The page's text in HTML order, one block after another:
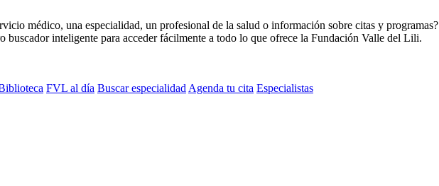
médico, una especialidad, un profesional de la salud o información sobre citas y programas?
buscador inteligente para acceder fácilmente a todo lo que ofrece la Fundación Valle del Lili.
FVL al día Buscar especialidad Agenda tu cita Especialistas